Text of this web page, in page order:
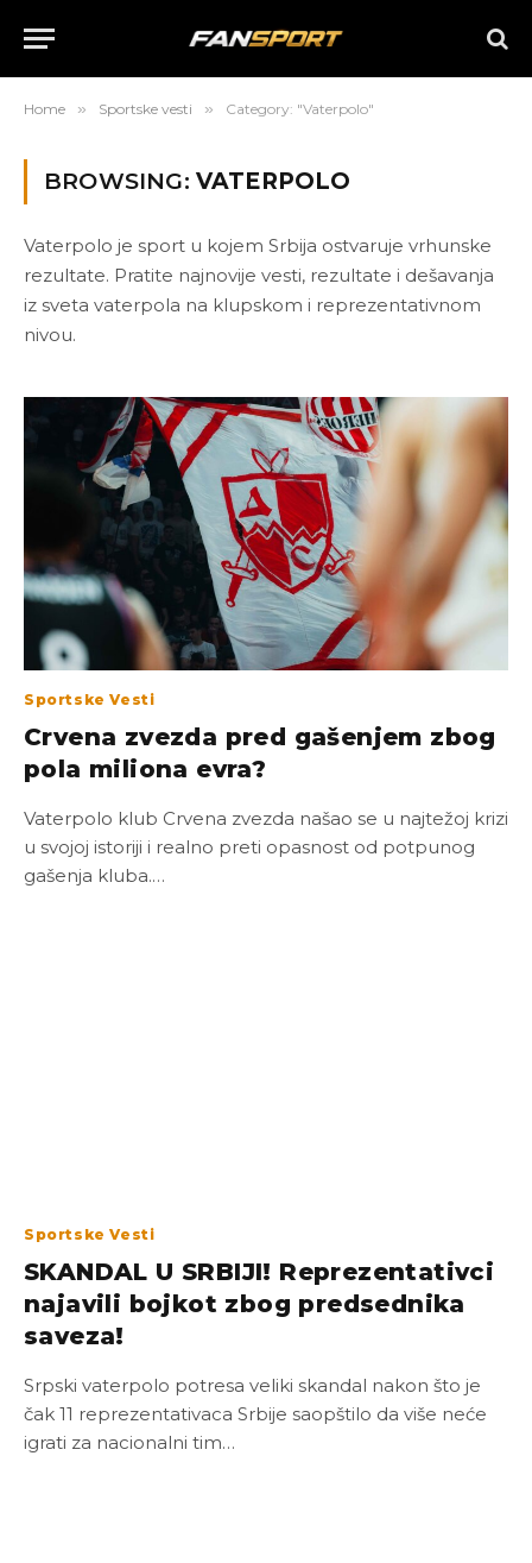
Home » Sportske vesti » Category: "Vaterpolo"
BROWSING: VATERPOLO
Vaterpolo je sport u kojem Srbija ostvaruje vrhunske
rezultate. Pratite najnovije vesti, rezultate i dešavanja
iz sveta vaterpola na klupskom i reprezentativnom
nivou.
Sportske Vesti
Crvena zvezda pred gašenjem zbog
pola miliona evra?
Vaterpolo klub Crvena zvezda našao se u najtežoj krizi
u svojoj istoriji i realno preti opasnost od potpunog
gašenja kluba.…
Sportske Vesti
SKANDAL U SRBIJI! Reprezentativci
najavili bojkot zbog predsednika
saveza!
Srpski vaterpolo potresa veliki skandal nakon što je
čak 11 reprezentativaca Srbije saopštilo da više neće
igrati za nacionalni tim…